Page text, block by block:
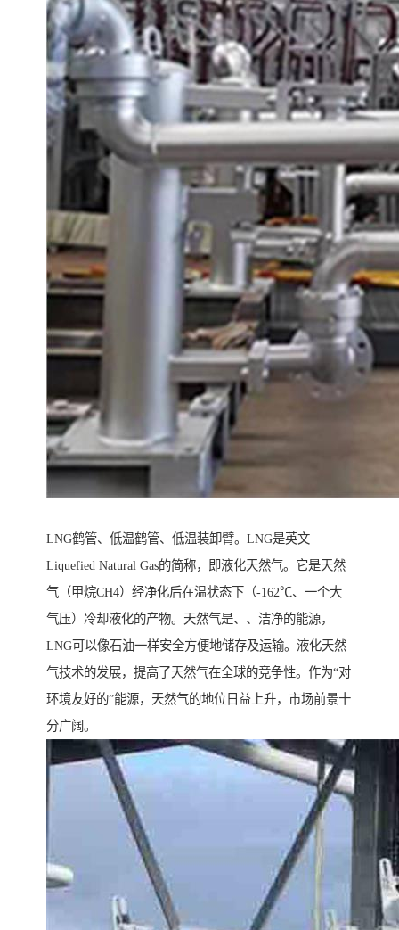
LNG鹤管、低温鹤管、低温装卸臂。LNG是英文
Liquefied Natural Gas的简称，即液化天然气。它是天然
气（甲烷CH4）经净化后在温状态下（-162℃、一个大
气压）冷却液化的产物。天然气是、、洁净的能源，
LNG可以像石油一样安全方便地储存及运输。液化天然
气技术的发展，提高了天然气在全球的竞争性。作为“对
环境友好的”能源，天然气的地位日益上升，市场前景十
分广阔。